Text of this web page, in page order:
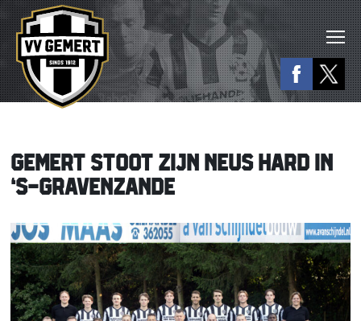
GEMERT STOOT ZIJN NEUS HARD IN
‘S-GRAVENZANDE